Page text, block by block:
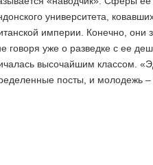
университета,
империи. Конечно, они
говоря уже о разведке с ее
высочайшим классом.
посты, и молодежь –